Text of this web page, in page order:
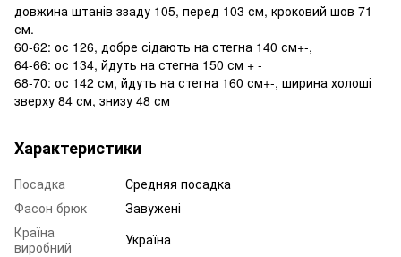
довжина штанів ззаду 105, перед 103 см, кроковий шов 71
см.
60-62: ос 126, добре сідають на стегна 140 см+-,
64-66: ос 134, йдуть на стегна 150 см + -
68-70: ос 142 см, йдуть на стегна 160 см+-, ширина холоші
зверху 84 см, знизу 48 см
Характеристики
Посадка
Средняя посадка
Фасон брюк
Завужені
Країна
виробний
Україна